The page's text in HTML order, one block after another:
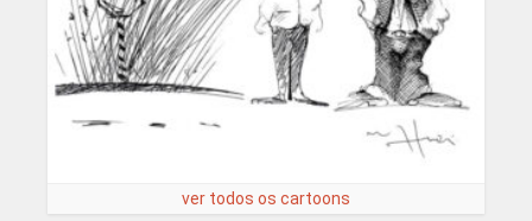
ver todos os cartoons